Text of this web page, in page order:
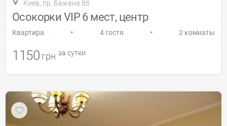
Киев, пр. Бажана 8б
Осокорки VIP 6 мест, центр
Квартира • 4 гостя • 2 комнаты
1150 грн за сутки